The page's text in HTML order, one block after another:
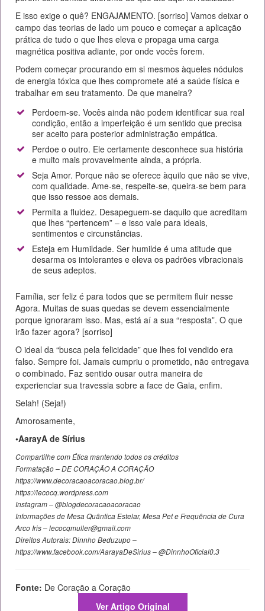
E isso exige o quê? ENGAJAMENTO. [sorriso] Vamos deixar o
campo das teorias de lado um pouco e começar a aplicação
prática de tudo o que lhes eleva e propaga uma carga
magnética positiva adiante, por onde vocês forem.
Podem começar procurando em si mesmos àqueles nódulos
de energia tóxica que lhes compromete até a saúde física e
trabalhar em seu tratamento. De que maneira?
Perdoem-se. Vocês ainda não podem identificar sua real
condição, então a imperfeição é um sentido que precisa
ser aceito para posterior administração empática.
Perdoe o outro. Ele certamente desconhece sua história
e muito mais provavelmente ainda, a própria.
Seja Amor. Porque não se oferece àquilo que não se vive,
com qualidade. Ame-se, respeite-se, queira-se bem para
que isso ressoe aos demais.
Permita a fluidez. Desapeguem-se daquilo que acreditam
que lhes “pertencem” – e isso vale para ideais,
sentimentos e circunstâncias.
Esteja em Humildade. Ser humilde é uma atitude que
desarma os intolerantes e eleva os padrões vibracionais
de seus adeptos.
Família, ser feliz é para todos que se permitem fluir nesse
Agora. Muitas de suas quedas se devem essencialmente
porque ignoraram isso. Mas, está aí a sua “resposta”. O que
irão fazer agora? [sorriso]
O ideal da “busca pela felicidade” que lhes foi vendido era
falso. Sempre foi. Jamais cumpriu o prometido, não entregava
o combinado. Faz sentido ousar outra maneira de
experienciar sua travessia sobre a face de Gaia, enfim.
Selah! (Seja!)
Amorosamente,
•AarayA de Sírius
Compartilhe com Ética mantendo todos os créditos
Formatação – DE CORAÇÃO A CORAÇÃO
https://www.decoracaoacoracao.blog.br/
https://lecocq.wordpress.com
Instagram – @blogdecoracaoacoracao
Informações de Mesa Quântica Estelar, Mesa Pet e Frequência de Cura
Arco Iris – lecocqmuller@gmail.com
Direitos Autorais: Dinnho Beduzupo –
https://www.facebook.com/AarayaDeSirius – @DinnhoOficial0.3
Fonte: De Coração a Coração
Ver Artigo Original